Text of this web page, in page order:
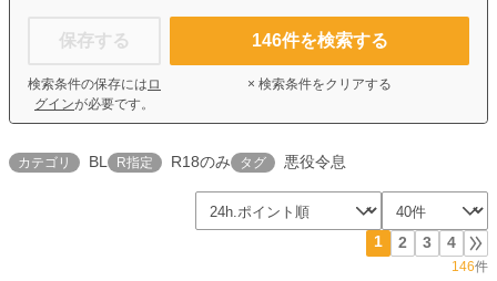
保存する
検索条件の保存には ロ
グインが必要です。
146件を検索する
× 検索条件をクリアする
カテゴリ BL R指定 R18のみ タグ 悪役令息
1 2 3 4
146件